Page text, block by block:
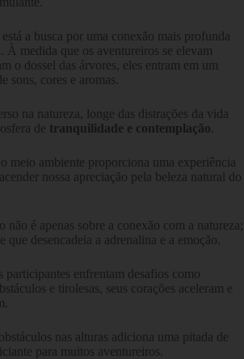
a busca por uma conexão mais profunda
À medida que os aventureiros se elevam
o dossel das árvores, eles entram em um
sons, cores e aromas.
na natureza, longe das distrações da vida
de tranquilidade e contemplação
meio ambiente proporciona uma experiência
nossa apreciação pela beleza natural do
não é apenas sobre a conexão com a natureza;
que desencadeia a adrenalina e a emoção.
participantes enfrentam desafios como
e tirolesas, seus corações aceleram e
nas alturas adiciona uma pitada de
para muitos aventureiros.